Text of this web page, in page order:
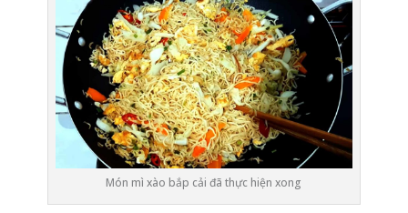
Món mì xào bắp cải đã thực hiện xong